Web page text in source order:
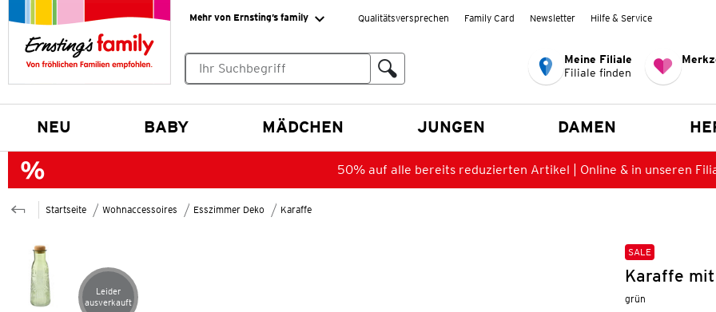
Mehr von Ernsting’s family Qualitätsversprechen Family Card Newsletter Hilfe & Service
Meine Filiale
Filiale finden
NEU BABY MÄDCHEN JUNGEN DAMEN
50% auf alle bereits reduzierten Artikel | Online & in unseren
Startseite Wohnaccessoires Esszimmer Deko Karaffe
Artikel leider ausverkauft
Leider
ausverkauft
SALE
Karaffe
grün